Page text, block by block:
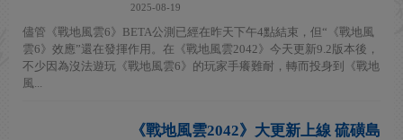
2025-08-19
儘管《戰地風雲6》BETA公測已經在昨天下午4點結束，但“《戰地風
雲6》效應”還在發揮作用。在《戰地風雲2042》今天更新9.2版本後，
不少因為沒法遊玩《戰地風雲6》的玩家手癢難耐，轉而投身到《戰地
風...
《戰地風雲2042》大更新上線 硫磺島